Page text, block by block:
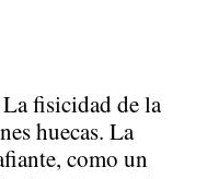
fisicidad de la
huecas. La
como un